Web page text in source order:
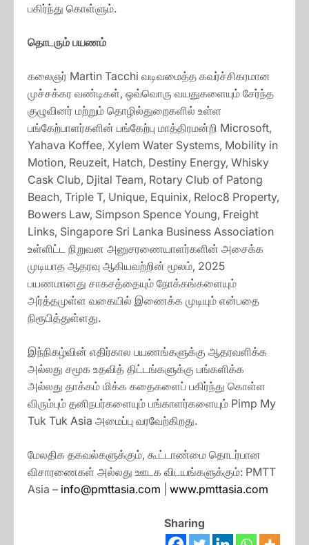
பகிர்ந்து கொள்ளும்.
தொடரும் பயணம்
கலைஞர் Martin Tacchi வடிவமைத்த கவர்ச்சிகரமான
முச்சக்கர வண்டிகள், ஒவ்வொரு வயதுகளையும் சேர்ந்த
குழுவினர் மற்றும் தொழில்துறைகளில் உள்ள
பங்கேற்பாளர்களின் பங்கேற்பு மாத்திரமன்றி Microsoft,
Yahava Koffee, Xylem Water Systems, Mobility in
Motion, Reuzeit, Hatch, Destiny Energy, Whisky
Cask Club, Djital Team, Rotary Club of Patong
Beach, Triple T, Unique, Equinix, Reloc8 Property,
Bowers Law, Simpson Spence Young, Freight
Links, Singapore Sri Lanka Business Association
உள்ளிட்ட நிறுவன அனுசரணையாளர்களின் அசைக்க
முடியாத ஆதரவு ஆகியவற்றின் மூலம், 2025
பயணமானது சாகசத்தையும் நோக்கங்களையும்
அர்த்தமுள்ள வகையில் இணைக்க முடியும் என்பதை
நிரூபித்துள்ளது.
இந்நிகழ்வின் எதிர்கால பயணங்களுக்கு ஆதரவளிக்க
அல்லது சமூக உதவித் திட்டங்களுக்கு பங்களிக்க
அல்லது தாக்கம் மிக்க கதைகளைப் பகிர்ந்து கொள்ள
விரும்பும் தனிநபர்களையும் பங்காளர்களையும் Pimp My
Tuk Tuk Asia அமைப்பு வரவேற்கிறது.
மேலதிக தகவல்களுக்கும், கூட்டாண்மை தொடர்பான
விசாரணைகள் அல்லது ஊடக விடயங்களுக்கும்: PMTT
Asia – info@pmttasia.com www.pmttasia.com
Sharing